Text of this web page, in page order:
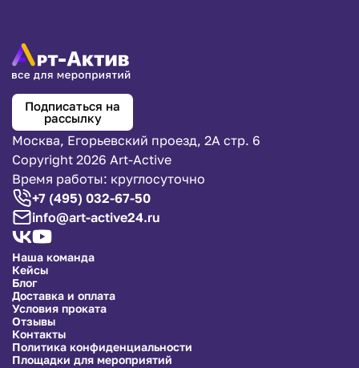
Подписаться на
рассылку
Москва, Егорьевский проезд, 2А стр. 6
Copyright 2026 Art-Active
Время работы: круглосуточно
+7 (495) 032-67-50
info@art-active24.ru
Наша команда
Кейсы
Блог
Доставка и оплата
Условия проката
Отзывы
Контакты
Политика конфиденциальности
Площадки для мероприятий